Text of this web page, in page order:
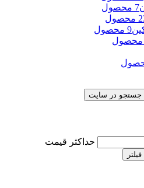
7 محصول
9 محصول
جستجو در سایت
حداکثر قیمت
فیلتر